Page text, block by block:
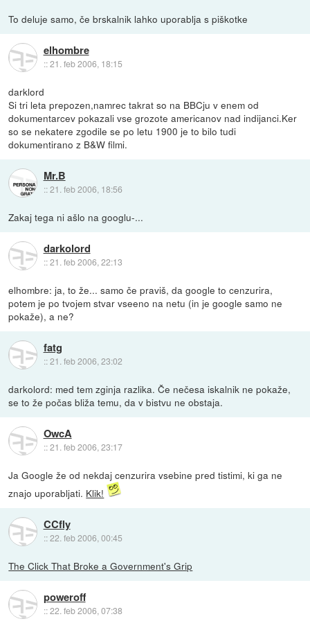
To deluje samo, če brskalnik lahko uporablja s piškotke
elhombre
::21. feb 2006, 18:15
darklord
Si tri leta prepozen,namrec takrat so na BBCju v enem od
dokumentarcev pokazali vse grozote americanov nad indijanci.Ker
so se nekatere zgodile se po letu 1900 je to bilo tudi
dokumentirano z B&W filmi.
Mr.B
::21. feb 2006, 18:56
Zakaj tega ni ašlo na googlu-...
darkolord
::21. feb 2006, 22:13
elhombre: ja, to že... samo če praviš, da google to cenzurira,
potem je po tvojem stvar vseeno na netu (in je google samo ne
pokaže), a ne?
fatg
::21. feb 2006, 23:02
darkolord: med tem zginja razlika. Če nečesa iskalnik ne pokaže,
se to že počas bliža temu, da v bistvu ne obstaja.
OwcA
::21. feb 2006, 23:17
Ja Google že od nekdaj cenzurira vsebine pred tistimi, ki ga ne
znajo uporabljati. Klik!
CCfly
::22. feb 2006, 00:45
The Click That Broke a Government's Grip
poweroff
::22. feb 2006, 07:38